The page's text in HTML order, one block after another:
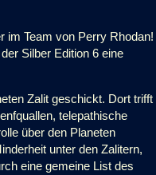
im Team von Perry Rhodan!
Silber Edition 6 eine
Zalit geschickt. Dort trifft
telepathische
über den Planeten
unter den Zalitern,
eine gemeine List des